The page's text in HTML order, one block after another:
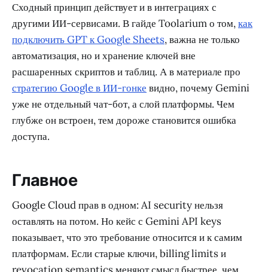
Сходный принцип действует и в интеграциях с
другими ИИ-сервисами. В гайде Toolarium о том,как
подключить GPT к Google Sheets, важна не только
автоматизация, но и хранение ключей вне
расшаренных скриптов и таблиц. А в материале про
стратегию Google в ИИ-гонке видно, почему Gemini
уже не отдельный чат-бот, а слой платформы. Чем
глубже он встроен, тем дороже становится ошибка
доступа.
Главное
Google Cloud прав в одном: AI security нельзя
оставлять на потом. Но кейс с Gemini API keys
показывает, что это требование относится и к самим
платформам. Если старые ключи, billing limits и